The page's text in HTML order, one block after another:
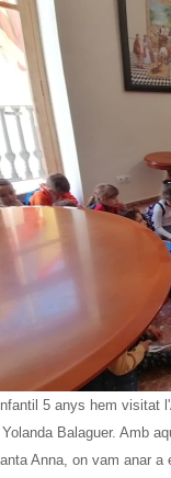
5 anys hem visitat
Yolanda Balaguer. Amb
Anna, on vam anar